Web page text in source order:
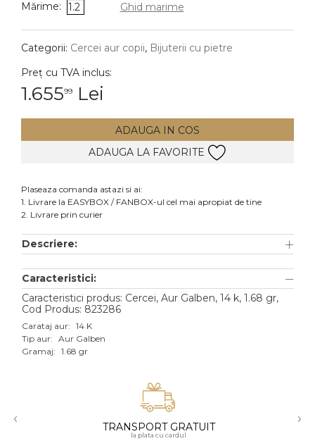
DIAMANTE Vezi toate
Cercei
Accesorii
Aur alb
Aur roz
Aur mixt
18K
Mărime: 1.2 Ghid marime
Categorii: Cercei aur copii, Bijuterii cu pietre
Preț cu TVA inclus:
1.65599 Lei
ADAUGA IN COS
ADAUGA LA FAVORITE
Plaseaza comanda astazi si ai:
1. Livrare la EASYBOX / FANBOX-ul cel mai apropiat de tine
2. Livrare prin curier
Descriere:
Caracteristici:
Caracteristici produs: Cercei, Aur Galben, 14 k, 1.68 gr,
Cod Produs: 823286
Carataj aur: 14 K
Tip aur: Aur Galben
Gramaj: 1.68 gr
‹ TRANSPORT GRATUIT
la plata cu cardul
›